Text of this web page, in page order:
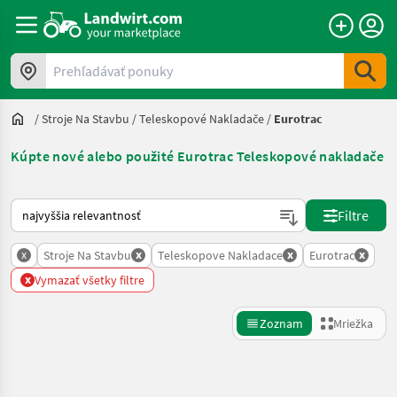
Prehľadávať ponuky
/Stroje Na Stavbu /Teleskopové Nakladače / Eurotrac
Kúpte nové alebo použité Eurotrac Teleskopové nakladače
Takto sa vykonáva triedenie na Landwirt.com
Filtre
x Stroje Na Stavbu x Teleskopove Nakladace x Eurotrac x
x Vymazať všetky filtre
Zoznam Mriežka